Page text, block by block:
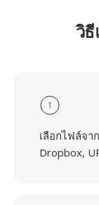
วิธี
1
เลือกไฟล์จา
Dropbox,